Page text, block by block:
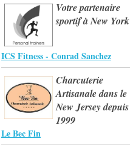
Votre partenaire
sportif à New York
ICS Fitness - Conrad Sanchez
Charcuterie
Artisanale dans le
New Jersey depuis
1999
Le Bec Fin